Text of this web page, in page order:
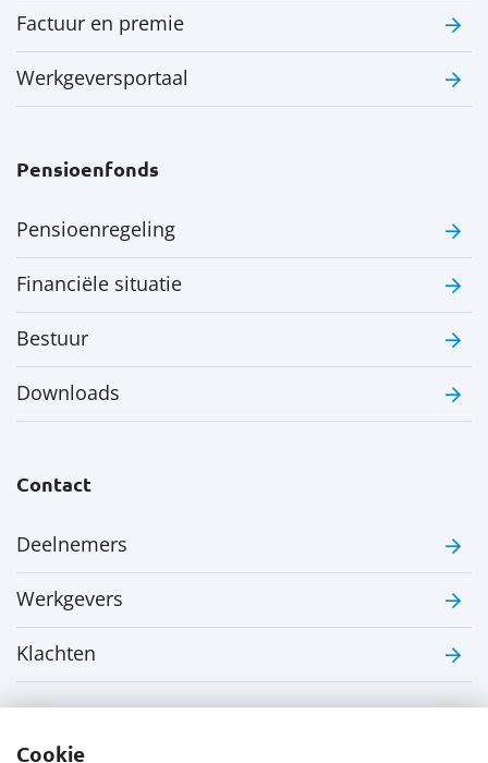
Cookie
Factuur en premie
Werkgeversportaal
Pensioenfonds
Pensioenregeling
Financiële situatie
Bestuur
Downloads
Contact
Deelnemers
Werkgevers
Klachten